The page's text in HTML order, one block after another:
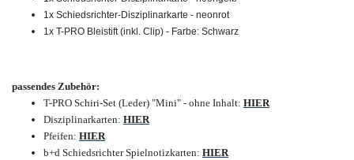
1x Schiedsrichter-Disziplinarkarte - neonrot
1x T-PRO Bleistift (inkl. Clip) - Farbe: Schwarz
passendes Zubehör:
T-PRO Schiri-Set (Leder) "Mini" - ohne Inhalt: HIER
Disziplinarkarten: HIER
Pfeifen: HIER
b+d Schiedsrichter Spielnotizkarten: HIER